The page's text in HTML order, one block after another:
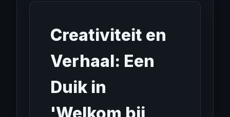
Creativiteit en
Verhaal: Een
Duik in